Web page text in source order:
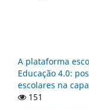
A plataforma
Educação 4.0:
escolares na
151